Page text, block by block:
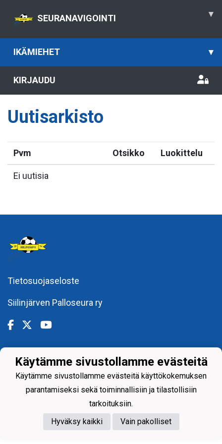
SEURANAVIGOINTI ▾
IKÄMIEHET ▾
KIRJAUDU
Uutisarkisto
Pvm Otsikko Luokittelu
Ei uutisia
Tietosuojaseloste
Siilinjärven Palloseura ry
Powered by
Käytämme sivustollamme evästeitä
Käytämme sivustollamme evästeitä käyttökokemuksen
parantamiseksi sekä toiminnallisiin ja tilastollisiin
tarkoituksiin.
Hyväksy kaikki
Vain pakolliset